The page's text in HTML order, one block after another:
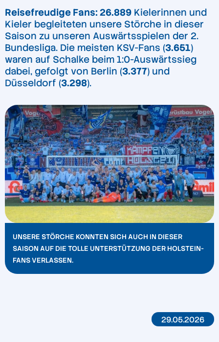
Reisefreudige Fans: 26.889 Kielerinnen und
Kieler begleiteten unsere Störche in dieser
Saison zu unseren Auswärtsspielen der 2.
Bundesliga. Die meisten KSV-Fans (3.651)
waren auf Schalke beim 1:0-Auswärtssieg
dabei, gefolgt von Berlin (3.377) und
Düsseldorf (3.298).
UNSERE STÖRCHE KONNTEN SICH AUCH IN DIESER
SAISON AUF DIE TOLLE UNTERSTÜTZUNG DER HOLSTEIN-
FANS VERLASSEN.
29.05.2026